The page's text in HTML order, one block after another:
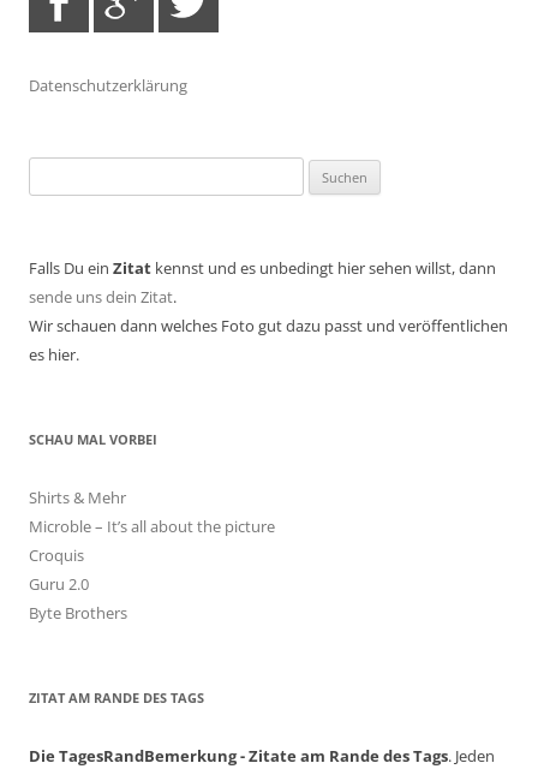
Datenschutzerklärung
nach:
Falls Du ein Zitat kennst und es unbedingt hier sehen willst, dann
sende uns dein Zitat.
Wir schauen dann welches Foto gut dazu passt und veröffentlichen
es hier.
SCHAU MAL VORBEI
Shirts & Mehr
Microble – It’s all about the picture
Croquis
Guru 2.0
Byte Brothers
ZITAT AM RANDE DES TAGS
Die TagesRandBemerkung - Zitate am Rande des Tags. Jeden